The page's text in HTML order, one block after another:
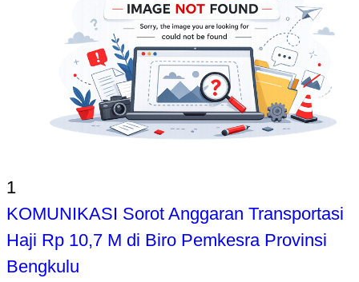
1
KOMUNIKASI Sorot Anggaran Transportasi
Haji Rp 10,7 M di Biro Pemkesra Provinsi
Bengkulu